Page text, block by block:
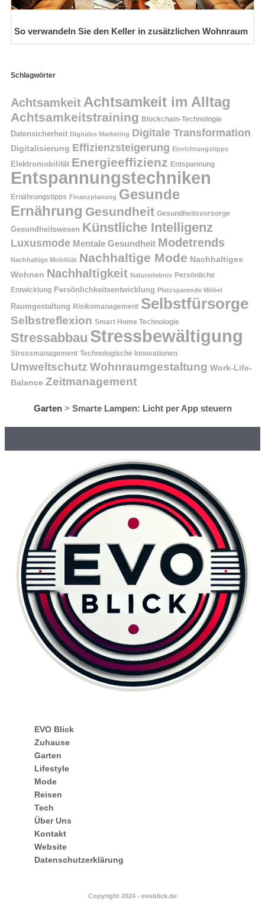
So verwandeln Sie den Keller in zusätzlichen Wohnraum
Schlagwörter
Achtsamkeit Achtsamkeit im Alltag
Achtsamkeitstraining Blockchain-Technologie
Datensicherheit Digitales Marketing Digitale Transformation
Digitalisierung Effizienzsteigerung Einrichtungstipps
Elektromobilität Energieeffizienz Entspannung
Entspannungstechniken
Ernährungstipps Finanzplanung Gesunde
Ernährung Gesundheit Gesundheitsvorsorge
Gesundheitswesen Künstliche Intelligenz
Luxusmode Mentale Gesundheit Modetrends
Nachhaltige Mobilität Nachhaltige Mode Nachhaltiges
Wohnen Nachhaltigkeit Naturerlebnis Persönliche
Entwicklung Persönlichkeitsentwicklung Platzsparende Möbel
Raumgestaltung Risikomanagement Selbstfürsorge
Selbstreflexion Smart Home Technologie
Stressabbau Stressbewältigung
Stressmanagement Technologische Innovationen
Umweltschutz Wohnraumgestaltung Work-Life-
Balance Zeitmanagement
Garten> Smarte Lampen: Licht per App steuern
EVO Blick
Zuhause
Garten
Lifestyle
Mode
Reisen
Tech
Über Uns
Kontakt
Website
Datenschutzerklärung
Copyright 2024 - evoblick.de